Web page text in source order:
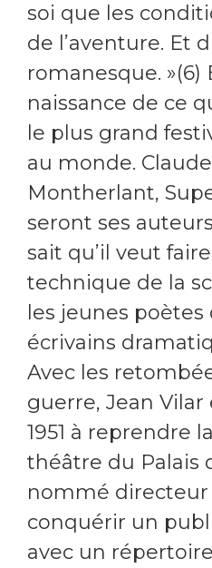
soi que les
de l’aventure. Et
romanesque. »(6)
naissance de ce
le plus grand
au monde.
Montherlant,
seront ses
sait qu’il veut
technique de la
les jeunes poètes
écrivains
Avec les
guerre, Jean
1951 à reprendre
théâtre du Palais
nommé directeur
conquérir un
avec un